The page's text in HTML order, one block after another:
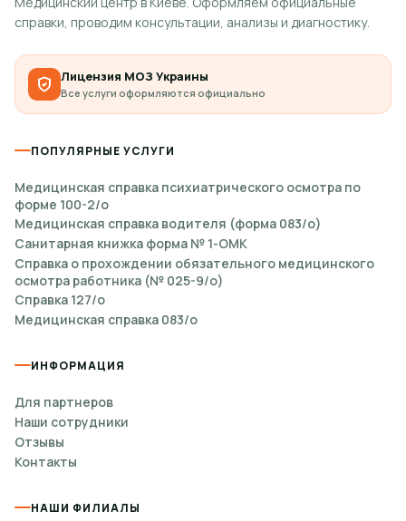
справки, проводим консультации, анализы и диагностику.
Лицензия МОЗ Украины
Все услуги оформляются официально
ПОПУЛЯРНЫЕ УСЛУГИ
Медицинская справка психиатрического осмотра по
форме 100-2/о
Медицинская справка водителя (форма 083/о)
Санитарная книжка форма № 1-ОМК
Справка о прохождении обязательного медицинского
осмотра работника (№ 025-9/о)
Справка 127/о
Медицинская справка 083/о
ИНФОРМАЦИЯ
Для партнеров
Наши сотрудники
Отзывы
Контакты
НАШИ ФИЛИАЛЫ